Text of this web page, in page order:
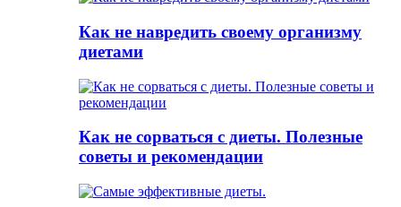
Как не навредить своему организму
диетами
Как не сорваться с диеты. Полезные
советы и рекомендации